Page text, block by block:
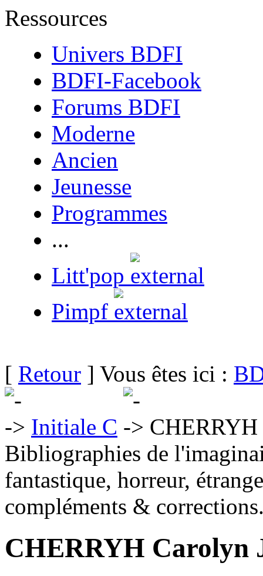
Ressources
Univers BDFI
BDFI-Facebook
Forums BDFI
Moderne
Ancien
Jeunesse
Programmes
...
Litt'pop
Pimpf
[ Retour ] Vous êtes ici :
Initiale C
Bibliographies de
fantastique, horreur,
compléments &
CHERRYH Carolyn